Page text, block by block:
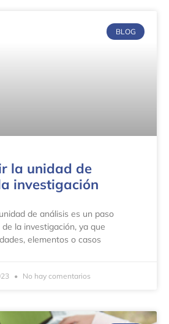
BLOG
la unidad de
investigación
de análisis es un paso
la investigación, ya que
elementos o casos
No hay comentarios